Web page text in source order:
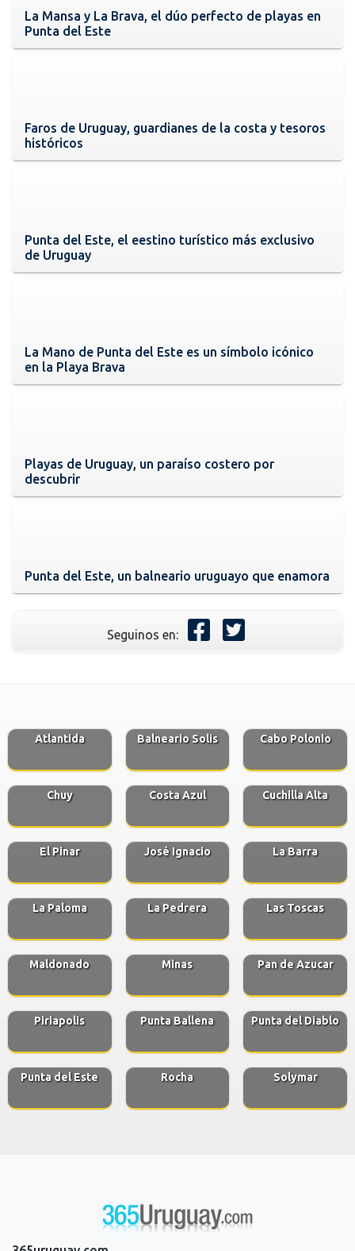
La Mansa y La Brava, el dúo perfecto de playas en
Punta del Este
Faros de Uruguay, guardianes de la costa y tesoros
históricos
Punta del Este, el eestino turístico más exclusivo
de Uruguay
La Mano de Punta del Este es un símbolo icónico
en la Playa Brava
Playas de Uruguay, un paraíso costero por
descubrir
Punta del Este, un balneario uruguayo que enamora
Seguinos en:
Atlantida Balneario Solis Cabo Polonio
Chuy Costa Azul Cuchilla Alta
El Pinar José Ignacio La Barra
La Paloma La Pedrera Las Toscas
Maldonado Minas Pan de Azucar
Piriapolis Punta Ballena Punta del Diablo
Punta del Este Rocha Solymar